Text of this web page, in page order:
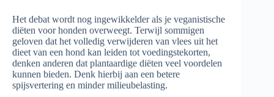
Het debat wordt nog ingewikkelder als je veganistische
diëten voor honden overweegt. Terwijl sommigen
geloven dat het volledig verwijderen van vlees uit het
dieet van een hond kan leiden tot voedingstekorten,
denken anderen dat plantaardige diëten veel voordelen
kunnen bieden. Denk hierbij aan een betere
spijsvertering en minder milieubelasting.